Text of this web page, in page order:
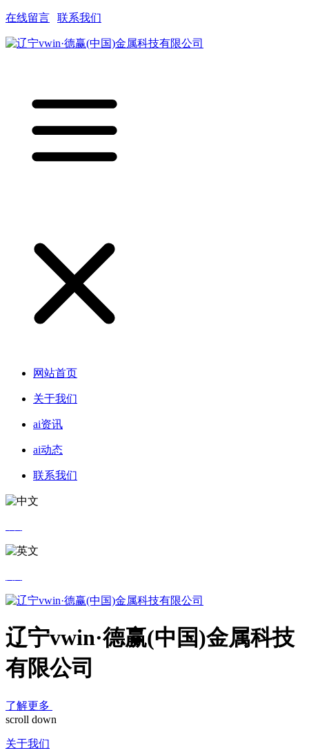
在线留言 联系我们
网站首页
关于我们
ai资讯
ai动态
联系我们
辽宁vwin·德赢(中国)金属科技
有限公司
了解更多
scroll down
关于我们